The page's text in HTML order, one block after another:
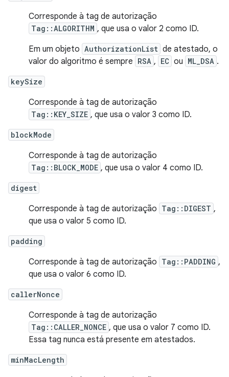
Corresponde à tag de autorização
Tag::ALGORITHM , que usa o valor 2 como ID.
Em um objeto AuthorizationList de atestado, o
valor do algoritmo é sempre RSA , EC ou ML_DSA .
keySize
Corresponde à tag de autorização
Tag::KEY_SIZE , que usa o valor 3 como ID.
blockMode
Corresponde à tag de autorização
Tag::BLOCK_MODE , que usa o valor 4 como ID.
digest
Corresponde à tag de autorização Tag::DIGEST ,
que usa o valor 5 como ID.
padding
Corresponde à tag de autorização Tag::PADDING ,
que usa o valor 6 como ID.
callerNonce
Corresponde à tag de autorização
Tag::CALLER_NONCE , que usa o valor 7 como ID.
Essa tag nunca está presente em atestados.
minMacLength